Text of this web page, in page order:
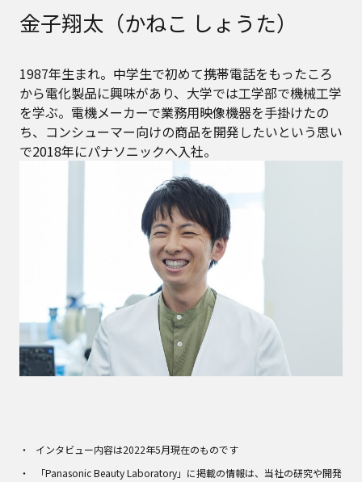
金子翔太（かねこ しょうた）
1987年生まれ。中学生で初めて携帯電話をもったころ
から電化製品に興味があり、大学では工学部で機械工学
を学ぶ。電機メーカーで業務用映像機器を手掛けたの
ち、コンシューマー向けの商品を開発したいという思い
で2018年にパナソニックへ入社。
インタビュー内容は2022年5月現在のものです
「Panasonic Beauty Laboratory」に掲載の情報は、当社の研究や開発